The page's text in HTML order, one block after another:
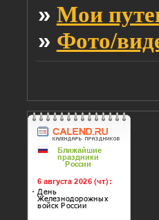
» Мои
» Фото/